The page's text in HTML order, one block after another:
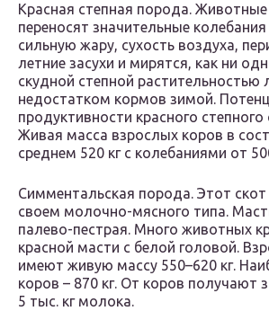
Красная степная порода.
переносят значительные
сильную жару, сухость воздуха,
летние засухи и мирятся, как ни
скудной степной растительностью
недостатком кормов зимой.
продуктивности красного
Живая масса взрослых коров в
среднем 520 кг с колебаниями от
Симментальская порода. Этот
своем молочно-мясного типа.
палево-пестрая. Много животных
красной масти с белой головой.
имеют живую массу 550–620 кг.
коров – 870 кг. От коров получают
5 тыс. кг молока.